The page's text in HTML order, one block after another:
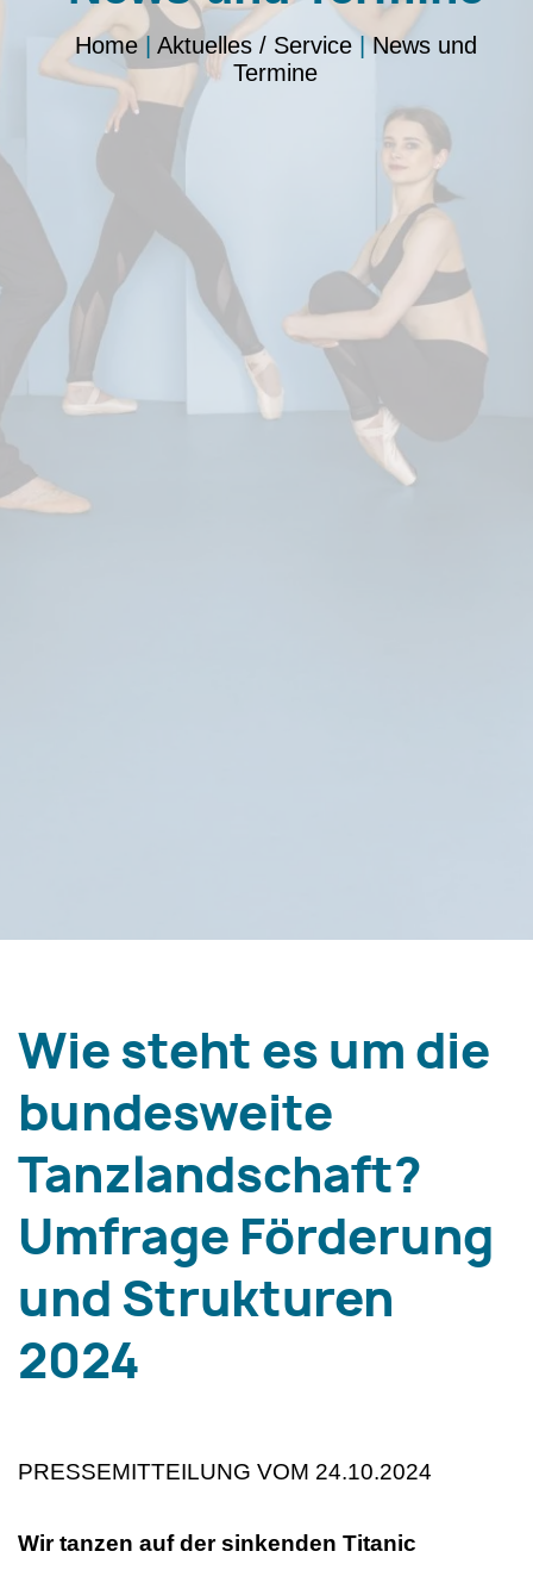
Home| Aktuelles / Service| News und
Termine
Wie steht es um die
bundesweite
Tanzlandschaft?
Umfrage Förderung
und Strukturen
2024
PRESSEMITTEILUNG VOM 24.10.2024
Wir tanzen auf der sinkenden Titanic